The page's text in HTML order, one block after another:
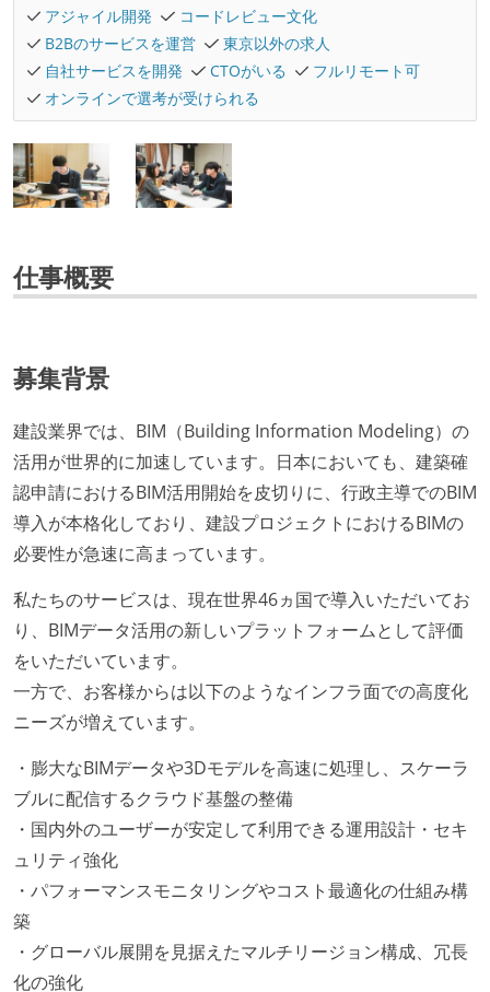
アジャイル開発
コードレビュー文化
B2Bのサービスを運営
東京以外の求人
自社サービスを開発
CTOがいる
フルリモート可
オンラインで選考が受けられる
仕事概要
募集背景
建設業界では、BIM（Building Information Modeling）の
活用が世界的に加速しています。日本においても、建築確
認申請におけるBIM活用開始を皮切りに、行政主導でのBIM
導入が本格化しており、建設プロジェクトにおけるBIMの
必要性が急速に高まっています。
私たちのサービスは、現在世界46ヵ国で導入いただいてお
り、BIMデータ活用の新しいプラットフォームとして評価
をいただいています。
一方で、お客様からは以下のようなインフラ面での高度化
ニーズが増えています。
・膨大なBIMデータや3Dモデルを高速に処理し、スケーラ
ブルに配信するクラウド基盤の整備
・国内外のユーザーが安定して利用できる運用設計・セキ
ュリティ強化
・パフォーマンスモニタリングやコスト最適化の仕組み構
築
・グローバル展開を見据えたマルチリージョン構成、冗長
化の強化